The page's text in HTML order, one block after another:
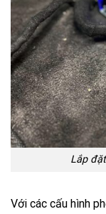
Lắp
Với các cấu hình